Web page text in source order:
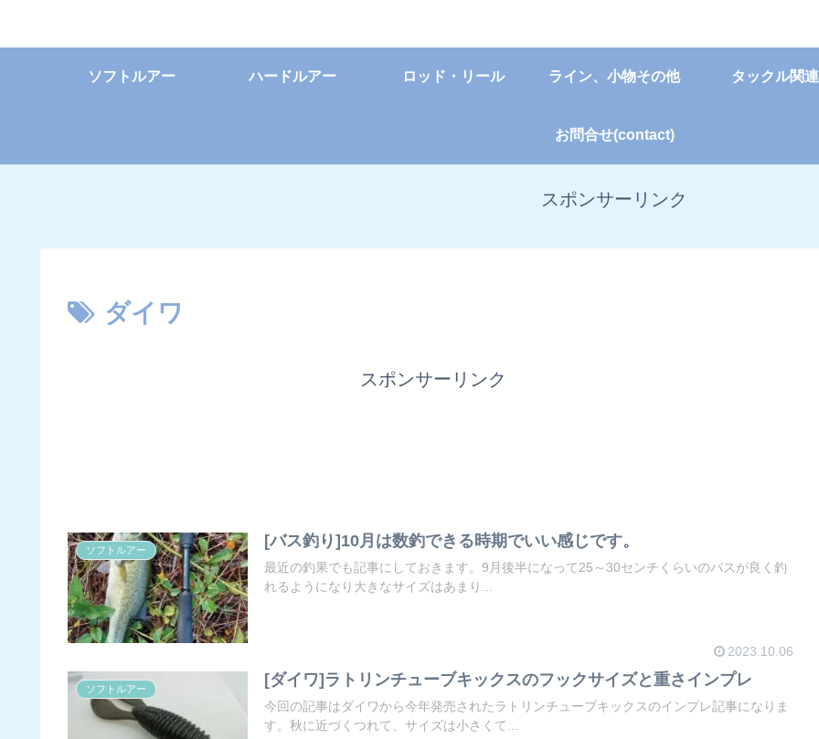
ソフトルアー ハードルアー ロッド・リール ライン、小物その他 タックル関連
お問合せ(contact)
スポンサーリンク
ダイワ
スポンサーリンク
ソフトルアー [バス釣り]10月は数釣できる時期でいい感じです。
最近の釣果でも記事にしておきます。9月後半になって25～30センチくらいのバスが良く釣
れるようになり大きなサイズはあまり...
2023.10.06
ソフトルアー [ダイワ]ラトリンチューブキックスのフックサイズと重さインプレ
今回の記事はダイワから今年発売されたラトリンチューブキックスのインプレ記事になりま
す。秋に近づくつれて、サイズは小さくて...